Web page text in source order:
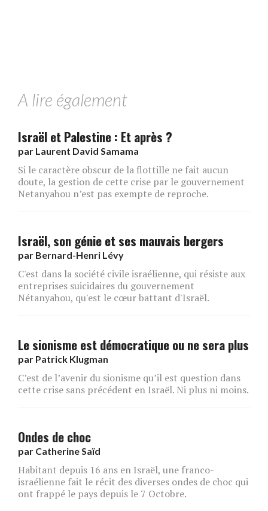
A lire également
Israël et Palestine : Et après ?
par Laurent David Samama
Si le caractère obscur de la flottille ne fait aucun
doute, la gestion de cette crise par le gouvernement
Netanyahou n’est pas exempte de reproche.
Israël, son génie et ses mauvais bergers
par Bernard-Henri Lévy
C'est dans la société civile israélienne, qui résiste aux
entreprises suicidaires du gouvernement
Nétanyahou, qu'est le cœur battant d'Israël.
Le sionisme est démocratique ou ne sera plus
par Patrick Klugman
C’est de l’avenir du sionisme qu’il est question dans
cette crise sans précédent en Israël. Ni plus ni moins.
Ondes de choc
par Catherine Saïd
Habitant depuis 16 ans en Israël, une franco-
israélienne fait le récit des diverses ondes de choc qui
ont frappé le pays depuis le 7 Octobre.